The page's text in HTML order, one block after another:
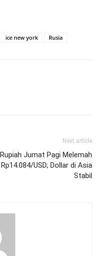
ice new york Rusia
Next article
Rupiah Jumat Pagi Melemah
USD; Dollar di Asia
Stabil